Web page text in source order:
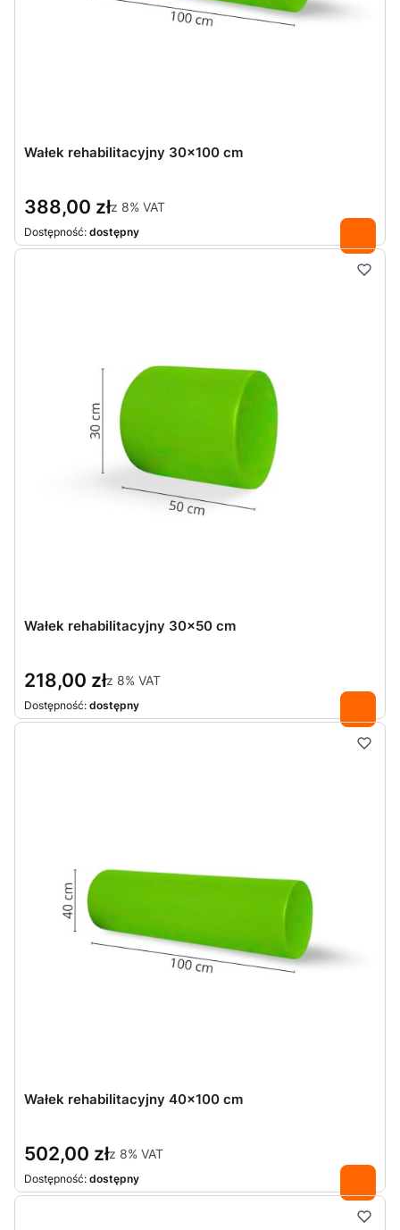
Wałek rehabilitacyjny 30x100 cm
388,00 złz 8% VAT
Dostępność: dostępny
Wałek rehabilitacyjny 30x50 cm
218,00 złz 8% VAT
Dostępność: dostępny
Wałek rehabilitacyjny 40x100 cm
502,00 złz 8% VAT
Dostępność: dostępny